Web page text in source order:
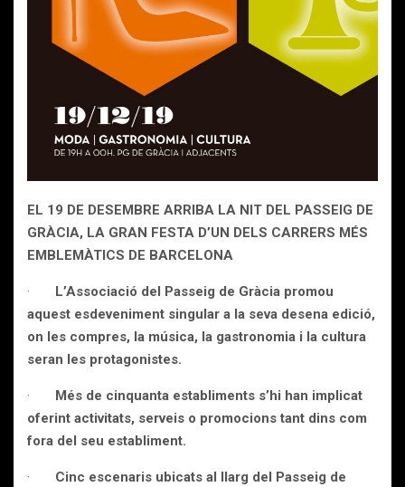
EL 19 DE DESEMBRE ARRIBA LA NIT DEL PASSEIG DE
GRÀCIA, LA GRAN FESTA D’UN DELS CARRERS MÉS
EMBLEMÀTICS DE BARCELONA
· L’Associació del Passeig de Gràcia promou
aquest esdeveniment singular a la seva desena edició,
on les compres, la música, la gastronomia i la cultura
seran les protagonistes.
· Més de cinquanta establiments s’hi han implicat
oferint activitats, serveis o promocions tant dins com
fora del seu establiment.
· Cinc escenaris ubicats al llarg del Passeig de